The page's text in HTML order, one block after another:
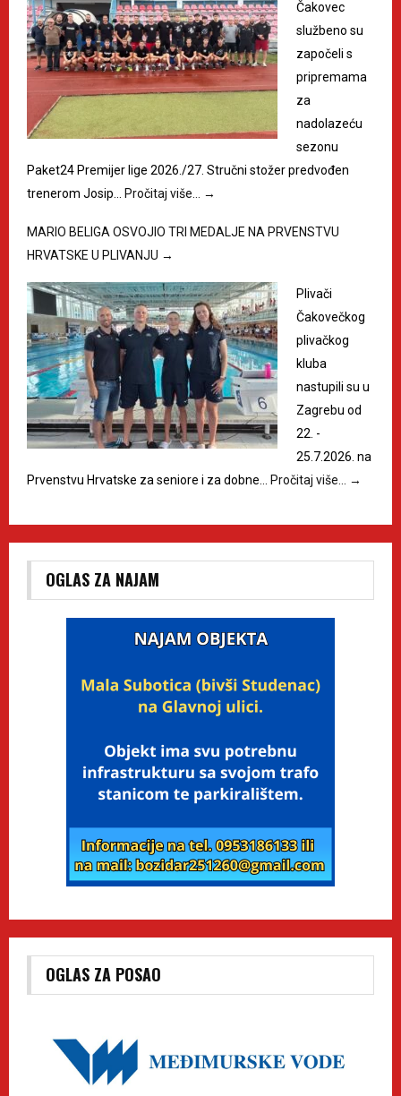
Čakovec
službeno su
započeli s
pripremama
za
nadolazeću
sezonu
Paket24 Premijer lige 2026./27. Stručni stožer predvođen
trenerom Josip… Pročitaj više… →
MARIO BELIGA OSVOJIO TRI MEDALJE NA PRVENSTVU
HRVATSKE U PLIVANJU →
Plivači
Čakovečkog
plivačkog
kluba
nastupili su u
Zagrebu od
22. -
25.7.2026. na
Prvenstvu Hrvatske za seniore i za dobne… Pročitaj više… →
OGLAS ZA NAJAM
OGLAS ZA POSAO